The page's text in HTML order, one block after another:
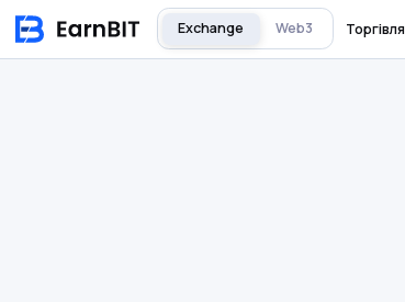
Exchange Web3 Торгівля